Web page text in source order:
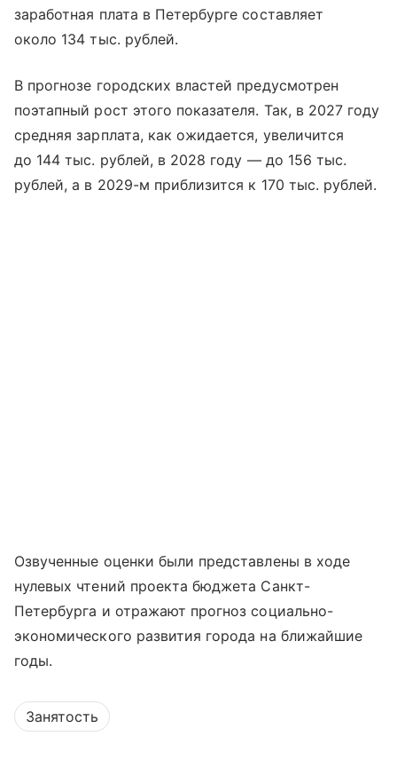
заработная плата в Петербурге составляет
около 134 тыс. рублей.
В прогнозе городских властей предусмотрен
поэтапный рост этого показателя. Так, в 2027 году
средняя зарплата, как ожидается, увеличится
до 144 тыс. рублей, в 2028 году — до 156 тыс.
рублей, а в 2029-м приблизится к 170 тыс. рублей.
Озвученные оценки были представлены в ходе
нулевых чтений проекта бюджета Санкт-
Петербурга и отражают прогноз социально-
экономического развития города на ближайшие
годы.
Занятость